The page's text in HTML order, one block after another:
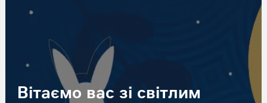
Вітаємо вас зі світлим